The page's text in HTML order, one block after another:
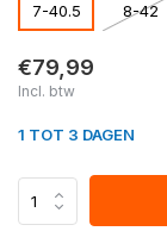
7-40.5 8-42
€79,99
Incl. btw
1 TOT 3 DAGEN